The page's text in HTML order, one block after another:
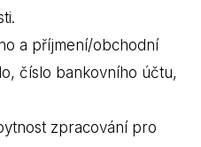
a příjmení/obchodní
číslo bankovního účtu,
zpracování pro